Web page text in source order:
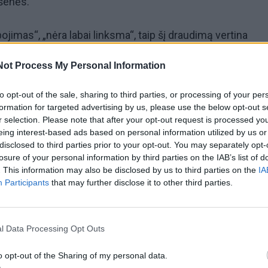
Process My Personal Information
opt-out of the sale, sharing to third parties, or processing of your
for targeted advertising by us, please use the below opt-out
selection. Please note that after your opt-out request is processed
interest-based ads based on personal information utilized by us
to third parties prior to your opt-out. You may separately
of your personal information by third parties on the IAB’s list of
This information may also be disclosed by us to third parties on the
Participants that may further disclose it to other third parties.
Data Processing Opt Outs
opt-out of the Sharing of my personal data.
„nėra labai linksma“, taip šį draudimą vertina
būdą riboti alkoholinių gėrimų vartojimą.
tikrai į kavinių lauko terasas nevaikšto. Jie randa ir
Dažniausiai traukia į visą parą dirbančias alkoholinių
verslininkai.
– migloje